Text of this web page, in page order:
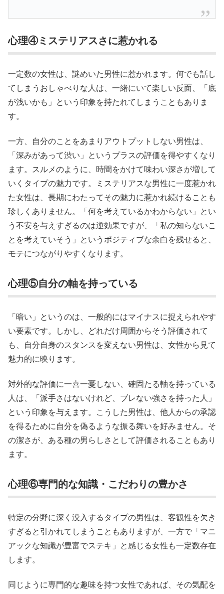
心理④ミステリアスさに惹かれる
一定数の女性は、謎めいた男性に惹かれます。何でも話し
てしまうおしゃべりな人は、一緒にいて楽しい反面、「底
が浅いかも」という印象を持たれてしまうこともありま
す。
一方、自分のことをあまりアウトプットしない男性は、
「深みがあって渋い」というプラスの評価を得やすくなり
ます。スルメのように、時間をかけて味わい深さが増して
いくタイプの魅力です。ミステリアスな男性に一度惹かれ
た女性は、長期にわたってその魅力に惹かれ続けることも
珍しくありません。「何を考えているかわからない」とい
う不安を与えすぎるのは逆効果ですが、「私の知らないこ
とを考えていそう」というポジティブな余白を残せると、
モテにつながりやすくなります。
心理⑤自分の軸を持っている
「暗い」というのは、一般的にはマイナスに捉えられやす
い要素です。しかし、どれだけ周囲からそう評価されて
も、自分自身のスタンスを変えない男性は、女性から見て
魅力的に映ります。
対外的な評価に一喜一憂しない、確固たる軸を持っている
人は、「派手さはないけれど、ブレない強さを持った人」
という印象を与えます。こうした男性は、他人からの承認
を得るために自分を偽るような振る舞いを好みません。そ
の潔さが、ある種の男らしさとして評価されることもあり
ます。
心理⑥専門的な知識・こだわりの豊かさ
特定の分野に深く没入するタイプの男性は、客観性を欠き
すぎると引かれてしまうこともありますが、一方で「マニ
アックな知識が豊富でステキ」と感じる女性も一定数存在
します。
同じように専門的な趣味を持つ女性であれば、その気配を